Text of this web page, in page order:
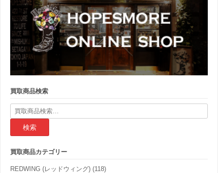
買取商品検索
検
索
果:
買取商品カテゴリー
REDWING (レッドウィング) (118)